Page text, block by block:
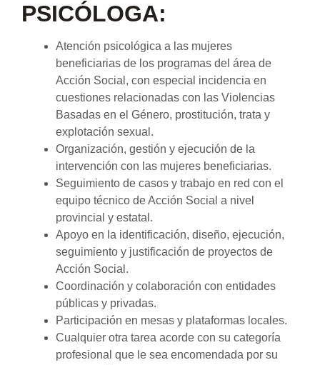
PSICÓLOGA:
Atención psicológica a las mujeres
beneficiarias de los programas del área de
Acción Social, con especial incidencia en
cuestiones relacionadas con las Violencias
Basadas en el Género, prostitución, trata y
explotación sexual.
Organización, gestión y ejecución de la
intervención con las mujeres beneficiarias.
Seguimiento de casos y trabajo en red con el
equipo técnico de Acción Social a nivel
provincial y estatal.
Apoyo en la identificación, diseño, ejecución,
seguimiento y justificación de proyectos de
Acción Social.
Coordinación y colaboración con entidades
públicas y privadas.
Participación en mesas y plataformas locales.
Cualquier otra tarea acorde con su categoría
profesional que le sea encomendada por su